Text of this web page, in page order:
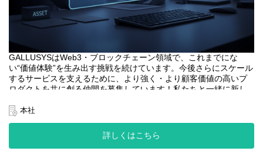
GALLUSYSはWeb3・ブロックチェーン領域で、これまでにな
い“価値体験”を生み出す挑戦を続けています。今後さらにスケール
するサービスを支えるために、より強く・より顧客価値の高いプ
ロダクトを共に創る仲間を募集しています！私たちと一緒に新し
<業務内容>
本プロジェクトにおけるフロントエンドエンジニアは、web3系サ
ービスのユーザーインターフェースとなるWebアプリケーション
開発の中核を担います。
本社
詳しくはこちら